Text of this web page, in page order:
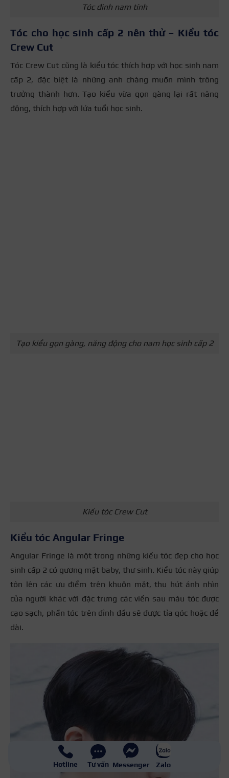
Tóc đinh nam tính
Tóc cho học sinh cấp 2 nên thử – Kiểu tóc
Crew Cut
Tóc Crew Cut cũng là kiểu tóc thích hợp với học sinh nam
cấp 2, đặc biệt là những anh chàng muốn mình trông
trưởng thành hơn. Tạo kiểu vừa gọn gàng lại rất năng
động, thích hợp với lứa tuổi học sinh.
Tạo kiểu gọn gàng, năng động cho nam học sinh cấp 2
Kiểu tóc Crew Cut
Kiểu tóc Angular Fringe
Angular Fringe là một trong những kiểu tóc đẹp cho học
sinh cấp 2 có gương mặt baby, thư sinh. Kiểu tóc này giúp
tôn lên các ưu điểm trên khuôn mặt, thu hút ánh nhìn
của người khác với đặc trưng các viền sau máu tóc được
cạo sạch, phần tóc trên đỉnh đầu sẽ được tỉa góc hoặc để
dài.
Hotline Tư vấn Messenger Zalo